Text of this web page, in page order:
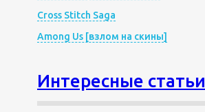
Cross Stitch Saga
Among Us [взлом на скины]
Интересные статьи